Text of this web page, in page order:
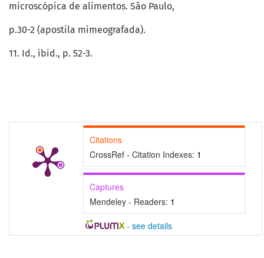
Citations
CrossRef - Citation Indexes: 1
Captures
Mendeley - Readers: 1
- see details
microscópica de alimentos. São Paulo,
p.30-2 (apostila mimeografada).
11. Id., ibid., p. 52-3.